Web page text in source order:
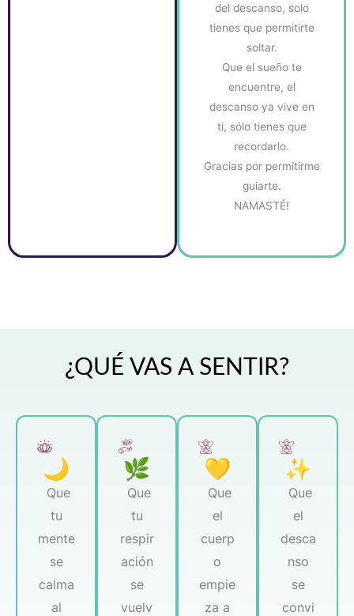
del descanso, solo
tienes que permitirte
soltar.
Que el sueño te
encuentre, el
descanso ya vive en
ti, sólo tienes que
recordarlo.
Gracias por permitirme
guiarte.
NAMASTÉ!
¿QUÉ VAS A SENTIR?
Que
tu
mente
se
calma
al
Que
tu
respir
ación
se
vuelv
Que
el
cuerp
o
empie
za a
Que
el
desca
nso
se
convi